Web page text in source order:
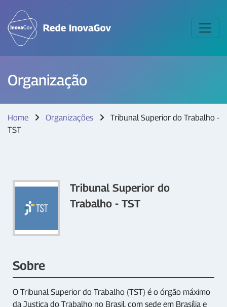
Organização
Home Organizações
Tribunal Superior do Trabalho -
TST
Tribunal Superior do
Trabalho - TST
Sobre
O Tribunal Superior do Trabalho (TST) é o órgão máximo
da Justiça do Trabalho no Brasil, com sede em Brasília e